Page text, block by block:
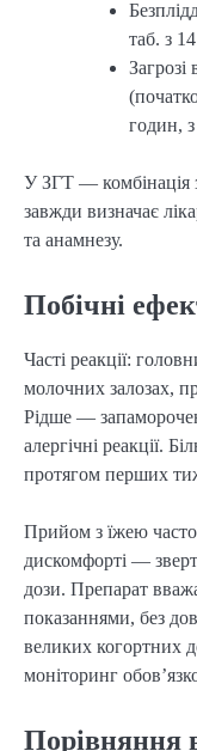
таб. з
годин,
У ЗГТ — комбінація
завжди визначає
та анамнезу.
Побічні
Часті реакції:
молочних залозах,
Рідше —
алергічні реакції.
протягом перших
Прийом з їжею
дискомфорті —
дози. Препарат
показаннями, без
великих когортних
моніторинг
Порівняння